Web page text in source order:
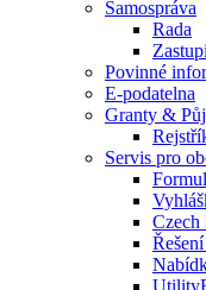
Samospráva
Rada
Povinné
E-podatelna
Granty &
Servis pro